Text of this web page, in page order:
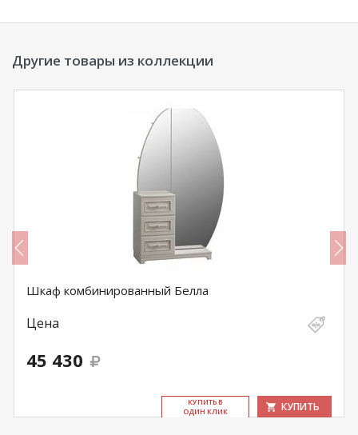
Другие товары из коллекции
Шкаф комбинированный Белла
Цена
45 430
КУ­ПИТЬ В
ОДИН КЛИК
КУПИТЬ